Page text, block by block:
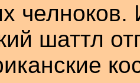
шаттл